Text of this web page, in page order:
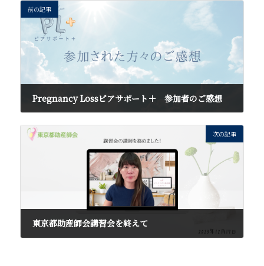
前の記事
Pregnancy Lossピアサポート＋ 参加者のご感想
次の記事
東京都助産師会講習会を終えて